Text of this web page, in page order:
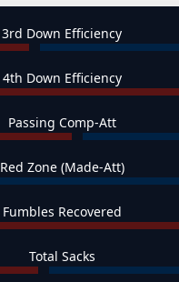
3rd Down Efficiency
4th Down Efficiency
Passing Comp-Att
Red Zone (Made-Att)
Fumbles Recovered
Total Sacks